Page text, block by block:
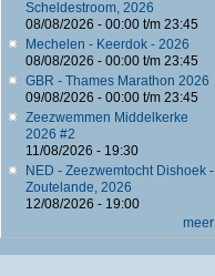
Scheldestroom, 2026
08/08/2026 - 00:00t/m 23:45
Mechelen - Keerdok - 2026
08/08/2026 - 00:00t/m 23:45
GBR - Thames Marathon 2026
09/08/2026 - 00:00t/m 23:45
Zeezwemmen Middelkerke
2026 #2
11/08/2026 - 19:30
NED - Zeezwemtocht Dishoek -
Zoutelande, 2026
12/08/2026 - 19:00
meer